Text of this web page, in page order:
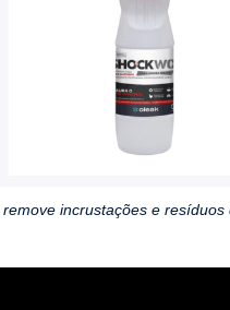
remove incrustações e resíduos